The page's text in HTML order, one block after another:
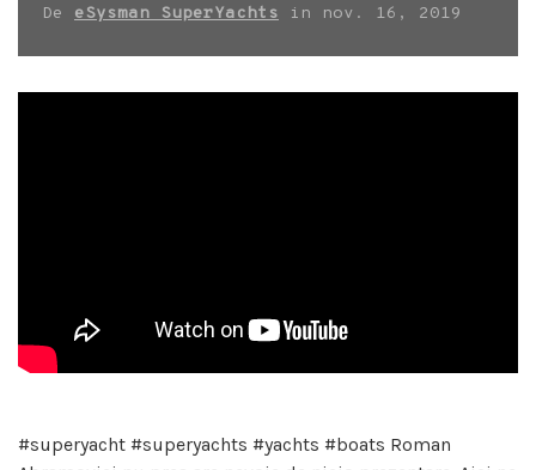
De eSysman SuperYachts in nov. 16, 2019
#superyacht #superyachts #yachts #boats Roman